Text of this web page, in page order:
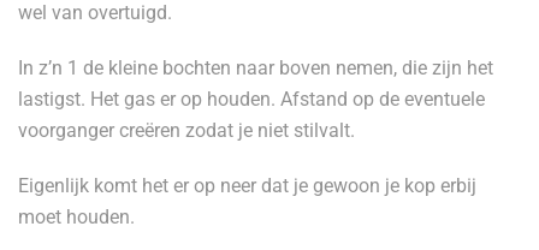
wel van overtuigd.
In z’n 1 de kleine bochten naar boven nemen, die zijn het
lastigst. Het gas er op houden. Afstand op de eventuele
voorganger creëren zodat je niet stilvalt.
Eigenlijk komt het er op neer dat je gewoon je kop erbij
moet houden.